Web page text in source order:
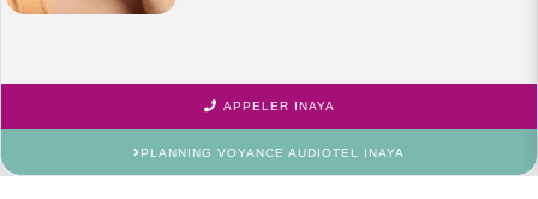
APPELER INAYA
PLANNING VOYANCE AUDIOTEL INAYA